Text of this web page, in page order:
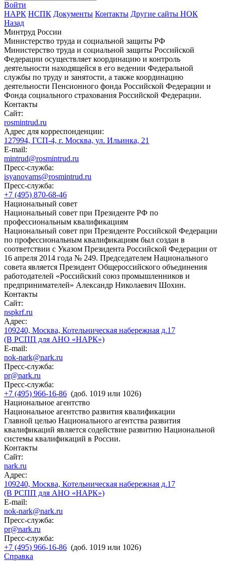
Войти
НАРК НСПК Документы Контакты Другие сайты НОК
Назад
Минтруд России
Министерство труда и социальной защиты РФ
Министерство труда и социальной защиты Российской
Федерации осуществляет координацию и контроль
деятельности находящейся в его ведении Федеральной
службы по труду и занятости, а также координацию
деятельности Пенсионного фонда Российской Федерации и
Фонда социального страхования Российской Федерации.
Контакты
Сайт:
rosmintrud.ru
Адрес для корреспонденции:
127994, ГСП-4, г. Москва, ул. Ильинка, 21
E-mail:
mintrud@rosmintrud.ru
Пресс-служба:
isyanovams@rosmintrud.ru
Пресс-служба:
+7 (495) 870-68-46
Национальный совет
Национальный совет при Президенте РФ по
профессиональным квалификациям
Национальный совет при Президенте Российской Федерации
по профессиональным квалификациям был создан в
соответствии с Указом Президента Российской Федерации от
16 апреля 2014 года № 249. Председателем Национального
совета является Президент Общероссийского объединения
работодателей «Российский союз промышленников и
предпринимателей» Александр Николаевич Шохин.
Контакты
Сайт:
nspkrf.ru
Адрес:
109240, Москва, Котельническая набережная д.17
(В РСПП для АНО «НАРК»)
E-mail:
nok-nark@nark.ru
Пресс-служба:
pr@nark.ru
Пресс-служба:
+7 (495) 966-16-86 (доб. 1019 или 1026)
Национальное агентство
Национальное агентство развития квалификации
Главной целью Национального агентства развития
квалификаций является содействие развитию Национальной
системы квалификаций в России.
Контакты
Сайт:
nark.ru
Адрес:
109240, Москва, Котельническая набережная д.17
(В РСПП для АНО «НАРК»)
E-mail:
nok-nark@nark.ru
Пресс-служба:
pr@nark.ru
Пресс-служба:
+7 (495) 966-16-86 (доб. 1019 или 1026)
Справка